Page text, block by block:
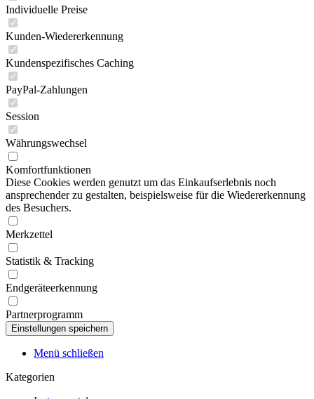
Individuelle Preise
Kunden-Wiedererkennung
Kundenspezifisches Caching
PayPal-Zahlungen
Session
Währungswechsel
Komfortfunktionen
Diese Cookies werden genutzt um das Einkaufserlebnis noch
ansprechender zu gestalten, beispielsweise für die Wiedererkennung
des Besuchers.
Merkzettel
Statistik & Tracking
Endgeräteerkennung
Partnerprogramm
Menü schließen
Kategorien